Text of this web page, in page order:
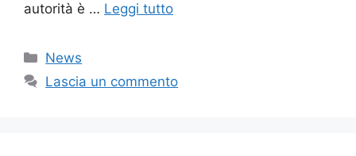
autorità è … Leggi tutto
Categorie
News
Lascia un commento